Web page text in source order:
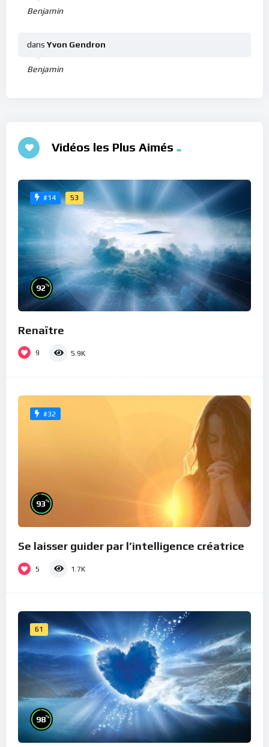
Benjamin
Benjamin
dans Yvon Gendron
Vidéos les Plus Aimés
#14 53
92%
Renaître
9 5.9K
#32
93%
Se laisser guider par l’intelligence créatrice
5 1.7K
61
98%